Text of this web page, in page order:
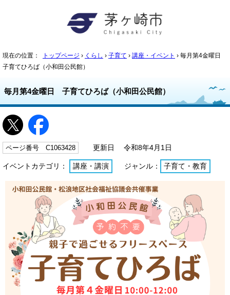
現在の位置： トップページ › くらし › 子育て › 講座・イベント › 毎月第4金曜日
子育てひろば（小和田公民館）
毎月第4金曜日 子育てひろば（小和田公民館）
ページ番号 C1063428 更新日 令和8年4月1日
イベントカテゴリ： 講座・講演 ジャンル： 子育て・教育